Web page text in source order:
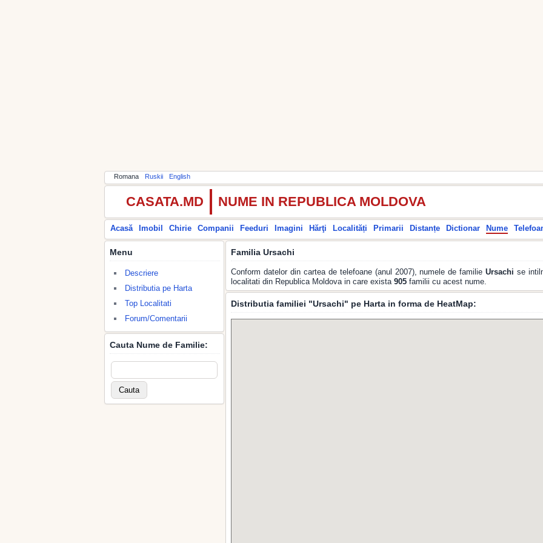
Romana Ruskii English
CASATA.MD NUME IN REPUBLICA MOLDOVA
Acasă Imobil Chirie Companii Feeduri Imagini Hărţi Localități Primarii Distanțe Dictionar Nume
Menu
Descriere
Distributia pe Harta
Top Localitati
Forum/Comentarii
Cauta Nume de Familie:
Familia Ursachi
Conform datelor din cartea de telefoane (anul 2007), numele de familieUrsachi se
localitati din Republica Moldova in care exista 905 familii cu acest nume.
Distributia familiei "Ursachi" pe Harta in forma de HeatMap: